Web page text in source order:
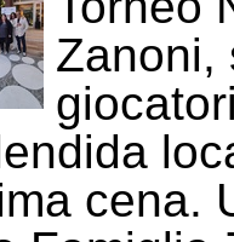
Zanoni,
cena.